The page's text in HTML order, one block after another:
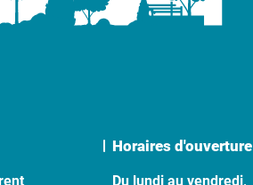
Horaires d'ouverture
Du lundi au vendredi,